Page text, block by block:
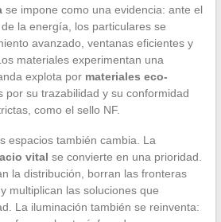
se impone como una evidencia: ante el
la energía, los particulares se
avanzado, ventanas eficientes y
materiales experimentan una
explota por materiales eco-
por su trazabilidad y su conformidad
como el sello NF.
espacios también cambia. La
vital se convierte en una prioridad.
la distribución, borran las fronteras
multiplican las soluciones que
La iluminación también se reinventa: